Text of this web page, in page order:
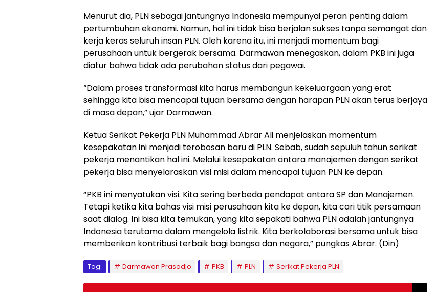
Menurut dia, PLN sebagai jantungnya Indonesia mempunyai peran penting dalam
pertumbuhan ekonomi. Namun, hal ini tidak bisa berjalan sukses tanpa semangat dan
kerja keras seluruh insan PLN. Oleh karena itu, ini menjadi momentum bagi
perusahaan untuk bergerak bersama. Darmawan menegaskan, dalam PKB ini juga
diatur bahwa tidak ada perubahan status dari pegawai.
“Dalam proses transformasi kita harus membangun kekeluargaan yang erat
sehingga kita bisa mencapai tujuan bersama dengan harapan PLN akan terus berjaya
di masa depan,” ujar Darmawan.
Ketua Serikat Pekerja PLN Muhammad Abrar Ali menjelaskan momentum
kesepakatan ini menjadi terobosan baru di PLN. Sebab, sudah sepuluh tahun serikat
pekerja menantikan hal ini. Melalui kesepakatan antara manajemen dengan serikat
pekerja bisa menyelaraskan visi misi dalam mencapai tujuan PLN ke depan.
“PKB ini menyatukan visi. Kita sering berbeda pendapat antara SP dan Manajemen.
Tetapi ketika kita bahas visi misi perusahaan kita ke depan, kita cari titik persamaan
saat dialog. Ini bisa kita temukan, yang kita sepakati bahwa PLN adalah jantungnya
Indonesia terutama dalam mengelola listrik. Kita berkolaborasi bersama untuk bisa
memberikan kontribusi terbaik bagi bangsa dan negara,” pungkas Abrar. (Din)
Tag: Darmawan Prasodjo PKB PLN Serikat Pekerja PLN